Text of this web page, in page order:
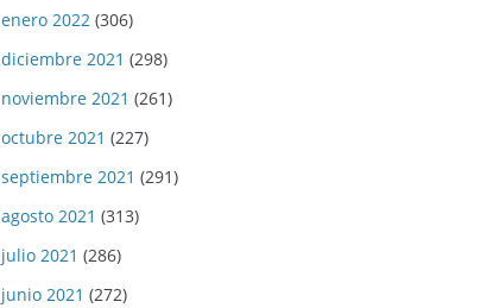
enero 2022 (306)
diciembre 2021 (298)
noviembre 2021 (261)
octubre 2021 (227)
septiembre 2021 (291)
agosto 2021 (313)
julio 2021 (286)
junio 2021 (272)